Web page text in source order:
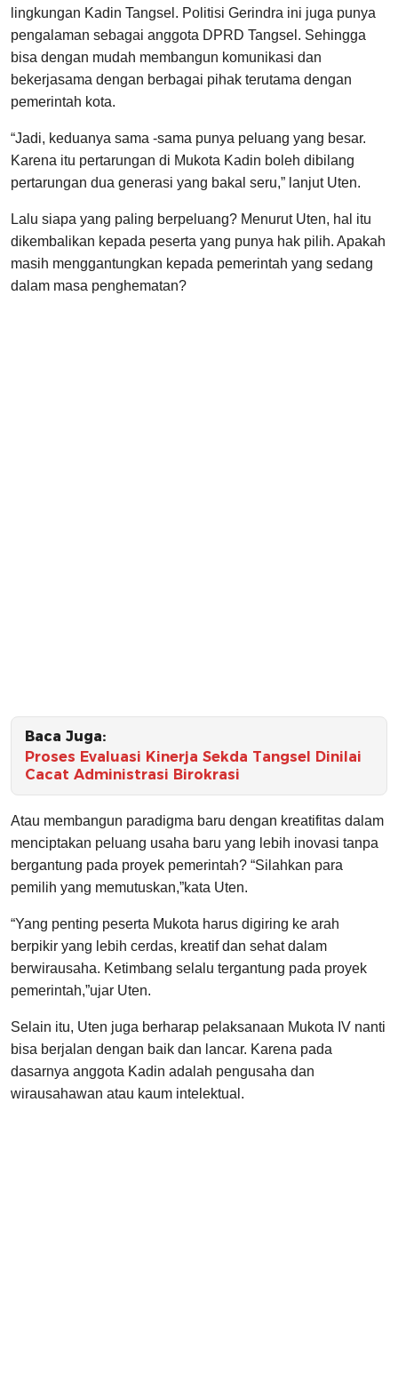
lingkungan Kadin Tangsel. Politisi Gerindra ini juga punya
pengalaman sebagai anggota DPRD Tangsel. Sehingga
bisa dengan mudah membangun komunikasi dan
bekerjasama dengan berbagai pihak terutama dengan
pemerintah kota.
“Jadi, keduanya sama -sama punya peluang yang besar.
Karena itu pertarungan di Mukota Kadin boleh dibilang
pertarungan dua generasi yang bakal seru,” lanjut Uten.
Lalu siapa yang paling berpeluang? Menurut Uten, hal itu
dikembalikan kepada peserta yang punya hak pilih. Apakah
masih menggantungkan kepada pemerintah yang sedang
dalam masa penghematan?
Baca Juga:
Proses Evaluasi Kinerja Sekda Tangsel Dinilai
Cacat Administrasi Birokrasi
Atau membangun paradigma baru dengan kreatifitas dalam
menciptakan peluang usaha baru yang lebih inovasi tanpa
bergantung pada proyek pemerintah? “Silahkan para
pemilih yang memutuskan,”kata Uten.
“Yang penting peserta Mukota harus digiring ke arah
berpikir yang lebih cerdas, kreatif dan sehat dalam
berwirausaha. Ketimbang selalu tergantung pada proyek
pemerintah,”ujar Uten.
Selain itu, Uten juga berharap pelaksanaan Mukota IV nanti
bisa berjalan dengan baik dan lancar. Karena pada
dasarnya anggota Kadin adalah pengusaha dan
wirausahawan atau kaum intelektual.